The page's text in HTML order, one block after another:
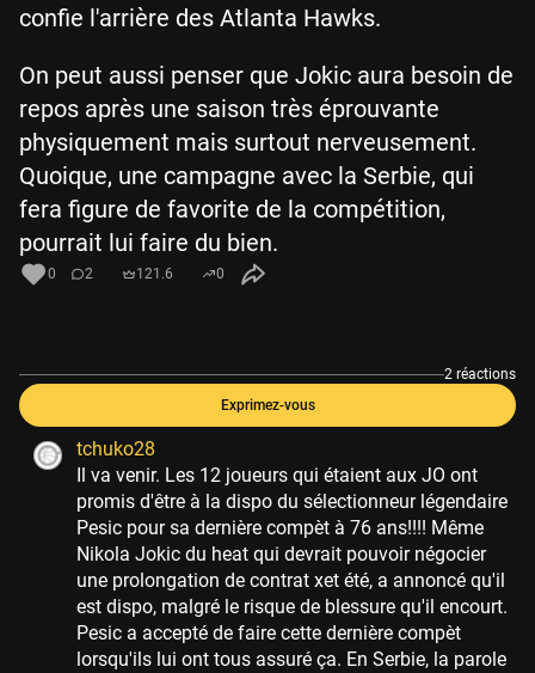
confie l'arrière des Atlanta Hawks.
On peut aussi penser que Jokic aura besoin de
repos après une saison très éprouvante
physiquement mais surtout nerveusement.
Quoique, une campagne avec la Serbie, qui
fera figure de favorite de la compétition,
pourrait lui faire du bien.
0 2 121.6 0
2 réactions
Exprimez-vous
tchuko28
Il va venir. Les 12 joueurs qui étaient aux JO ont
promis d'être à la dispo du sélectionneur légendaire
Pesic pour sa dernière compèt à 76 ans!!!! Même
Nikola Jokic du heat qui devrait pouvoir négocier
une prolongation de contrat xet été, a annoncé qu'il
est dispo, malgré le risque de blessure qu'il encourt.
Pesic a accepté de faire cette dernière compèt
lorsqu'ils lui ont tous assuré ça. En Serbie, la parole